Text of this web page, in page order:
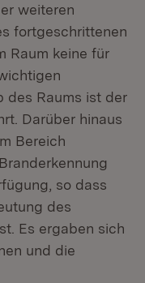
weiteren
fortgeschrittenen
Raum keine für
des Raums ist der
Darüber hinaus
Bereich
so dass
des
Es ergaben sich
und die